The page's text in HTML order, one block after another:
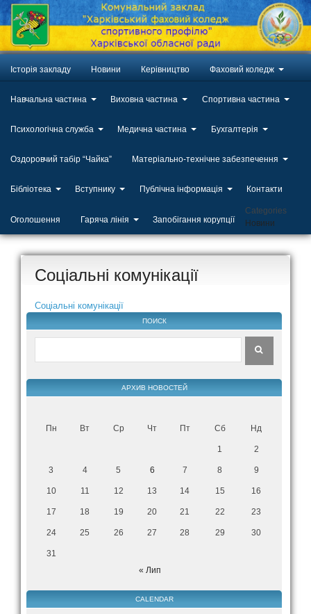
Історія закладу Новини Керівництво Фаховий коледж
Навчальна частина Виховна частина Спортивна частина
Психологічна служба Медична частина Бухгалтерія
Оздоровчий табір “Чайка” Матеріально-технічне забезпечення
Бібліотека Вступнику Публічна інформація Контакти
Оголошення Гаряча лінія Запобігання корупції
Categories
Новини
Соціальні комунікації
Соціальні комунікації
ПОИСК
АРХИВ НОВОСТЕЙ
Пн Вт Ср Чт Пт Сб Нд
1 2
3 4 5 6 7 8 9
10 11 12 13 14 15 16
17 18 19 20 21 22 23
24 25 26 27 28 29 30
31
« Лип
CALENDAR